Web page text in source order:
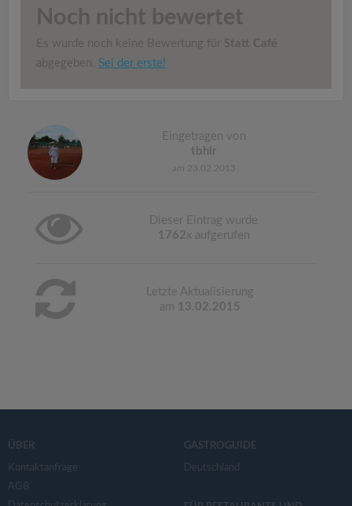
Noch nicht bewertet
Es wurde noch keine Bewertung für Statt Café
abgegeben. Sei der erste!
Eingetragen von
tbhlr
am 23.02.2013
Dieser Eintrag wurde
1762x aufgerufen
Letzte Aktualisierung
am 13.02.2015
ÜBER
Kontaktanfrage
AGB
GASTROGUIDE
Deutschland